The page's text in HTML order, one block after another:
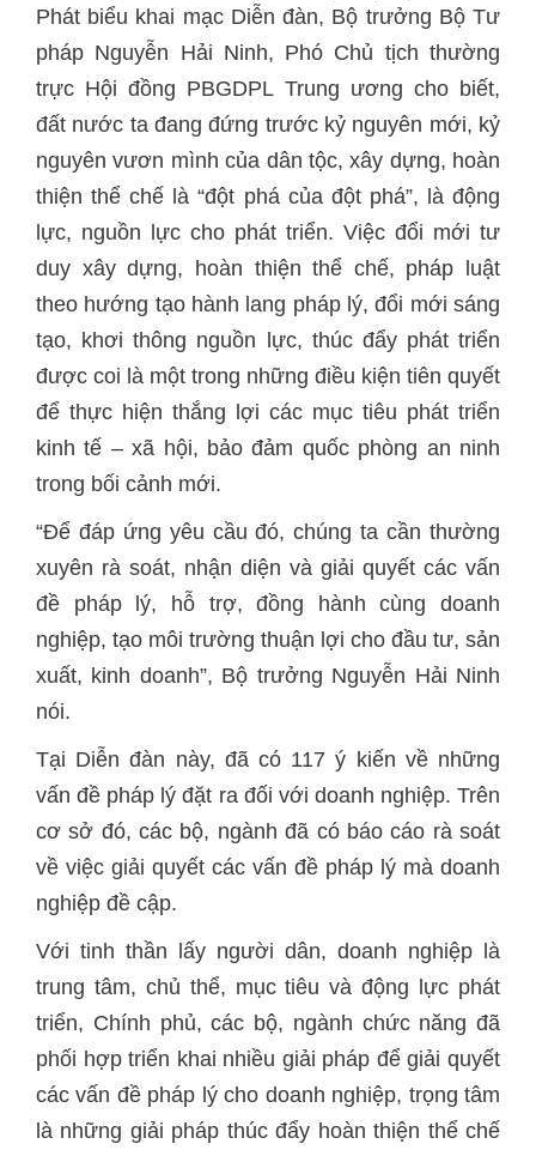
Phát biểu khai mạc Diễn đàn, Bộ trưởng Bộ Tư
pháp Nguyễn Hải Ninh, Phó Chủ tịch thường
trực Hội đồng PBGDPL Trung ương cho biết,
đất nước ta đang đứng trước kỷ nguyên mới, kỷ
nguyên vươn mình của dân tộc, xây dựng, hoàn
thiện thể chế là “đột phá của đột phá”, là động
lực, nguồn lực cho phát triển. Việc đổi mới tư
duy xây dựng, hoàn thiện thể chế, pháp luật
theo hướng tạo hành lang pháp lý, đổi mới sáng
tạo, khơi thông nguồn lực, thúc đẩy phát triển
được coi là một trong những điều kiện tiên quyết
để thực hiện thắng lợi các mục tiêu phát triển
kinh tế – xã hội, bảo đảm quốc phòng an ninh
trong bối cảnh mới.
“Để đáp ứng yêu cầu đó, chúng ta cần thường
xuyên rà soát, nhận diện và giải quyết các vấn
đề pháp lý, hỗ trợ, đồng hành cùng doanh
nghiệp, tạo môi trường thuận lợi cho đầu tư, sản
xuất, kinh doanh”, Bộ trưởng Nguyễn Hải Ninh
nói.
Tại Diễn đàn này, đã có 117 ý kiến về những
vấn đề pháp lý đặt ra đối với doanh nghiệp. Trên
cơ sở đó, các bộ, ngành đã có báo cáo rà soát
về việc giải quyết các vấn đề pháp lý mà doanh
nghiệp đề cập.
Với tinh thần lấy người dân, doanh nghiệp là
trung tâm, chủ thể, mục tiêu và động lực phát
triển, Chính phủ, các bộ, ngành chức năng đã
phối hợp triển khai nhiều giải pháp để giải quyết
các vấn đề pháp lý cho doanh nghiệp, trọng tâm
là những giải pháp thúc đẩy hoàn thiện thể chế